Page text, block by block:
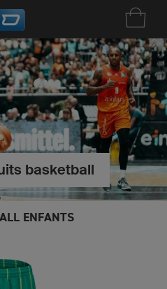
basketball
ENFANTS